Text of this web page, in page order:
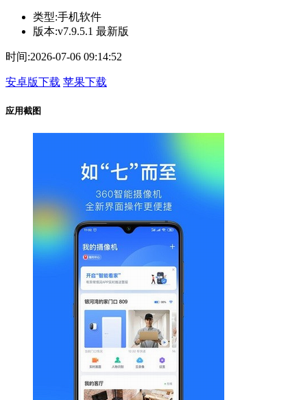
类型:手机软件
版本:v7.9.5.1 最新版
时间:2026-07-06 09:14:52
安卓版下载 苹果下载
应用截图